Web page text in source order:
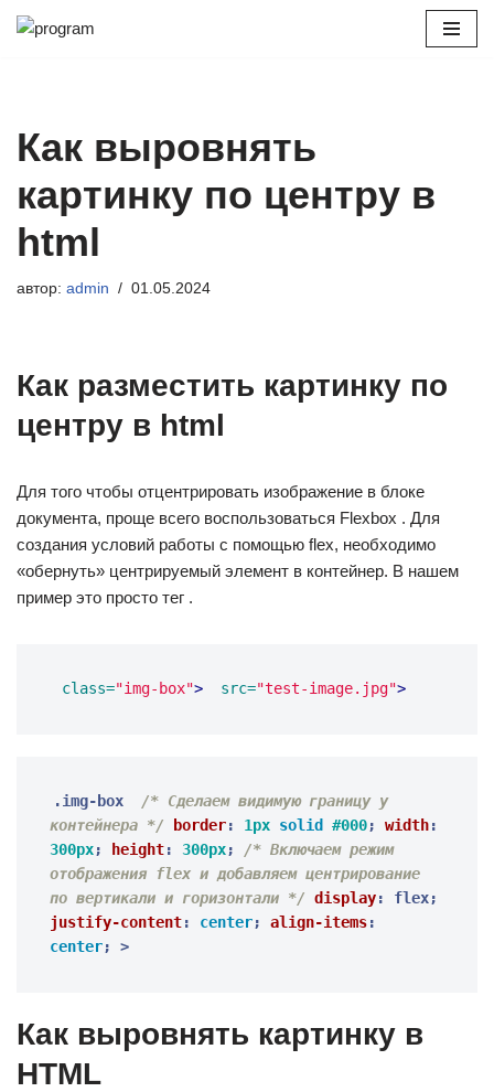
Как выровнять
картинку по центру в
html
автор: admin 01.05.2024
Как разместить картинку по
центру в html
Для того чтобы отцентрировать изображение в блоке
документа, проще всего воспользоваться Flexbox . Для
создания условий работы с помощью flex, необходимо
«обернуть» центрируемый элемент в контейнер. В нашем
пример это просто тег .
class="img-box"> src="test-image.jpg">
.img-box
/* Сделаем видимую границу у
контейнера */
border: 1px solid #000; width:
300px; height: 300px;
/* Включаем режим
отображения flex и добавляем центрирование
по вертикали и горизонтали */ display: flex;
justify-content: center; align-items:
center; >
Как выровнять картинку в
HTML